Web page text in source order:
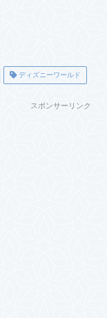
ディズニーワールド
スポンサーリンク